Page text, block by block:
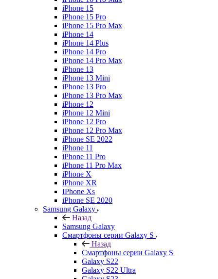
iPhone 15
iPhone 15 Pro
iPhone 15 Pro Max
iPhone 14
iPhone 14 Plus
iPhone 14 Pro
iPhone 14 Pro Max
iPhone 13
iPhone 13 Mini
iPhone 13 Pro
iPhone 13 Pro Max
iPhone 12
iPhone 12 Mini
iPhone 12 Pro
iPhone 12 Pro Max
iPhone SE 2022
iPhone 11
iPhone 11 Pro
iPhone 11 Pro Max
iPhone X
iPhone XR
IPhone Xs
iPhone SE 2020
Samsung Galaxy
Назад
Samsung Galaxy
Смартфоны серии Galaxy S
Назад
Смартфоны серии Galaxy S
Galaxy S22
Galaxy S22 Ultra